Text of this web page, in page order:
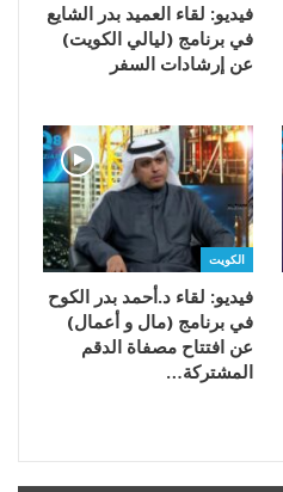
فيديو: لقاء العميد بدر الشايع
في برنامج (ليالي الكويت)
عن إرشادات السفر
الكويت
فيديو: لقاء د.أحمد بدر الكوح
في برنامج (مال و أعمال)
عن افتتاح مصفاة الدقم
المشتركة…